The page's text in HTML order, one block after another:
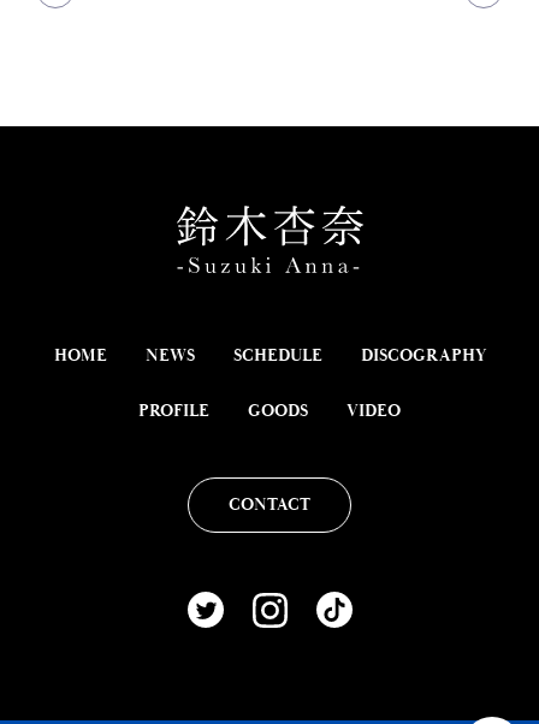
HOME NEWS SCHEDULE DISCOGRAPHY
PROFILE GOODS VIDEO
CONTACT